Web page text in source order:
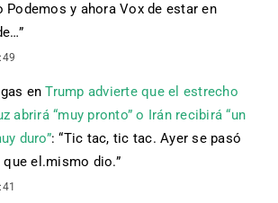
Podemos y ahora Vox de estar en
”
enTrump advierte que el estrecho
abrirá “muy pronto” o Irán recibirá “un
duro”: “Tic tac, tic tac. Ayer se pasó
que el.mismo dio.”